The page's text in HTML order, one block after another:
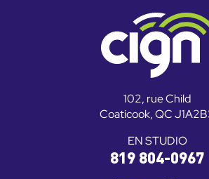
102, rue Child
Coaticook, QC
EN STUDIO
819 804-0967